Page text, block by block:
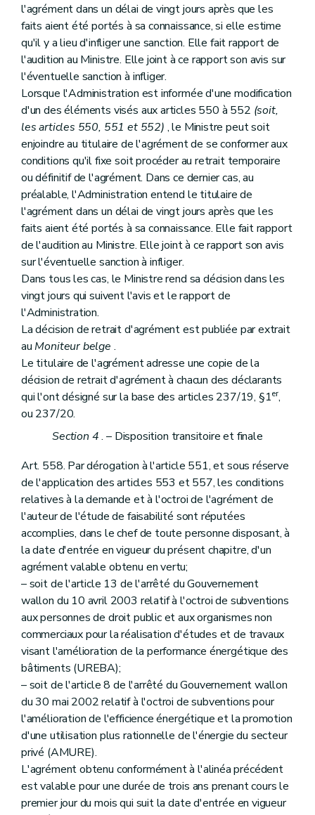
l'agrément dans un délai de vingt jours après que les
faits aient été portés à sa connaissance, si elle estime
qu'il y a lieu d'infliger une sanction. Elle fait rapport de
l'audition au Ministre. Elle joint à ce rapport son avis sur
l'éventuelle sanction à infliger.
Lorsque l'Administration est informée d'une modification
d'un des éléments visés aux articles 550 à 552 (soit,
les articles 550, 551 et 552) , le Ministre peut soit
enjoindre au titulaire de l'agrément de se conformer aux
conditions qu'il fixe soit procéder au retrait temporaire
ou définitif de l'agrément. Dans ce dernier cas, au
préalable, l'Administration entend le titulaire de
l'agrément dans un délai de vingt jours après que les
faits aient été portés à sa connaissance. Elle fait rapport
de l'audition au Ministre. Elle joint à ce rapport son avis
sur l'éventuelle sanction à infliger.
Dans tous les cas, le Ministre rend sa décision dans les
vingt jours qui suivent l'avis et le rapport de
l'Administration.
La décision de retrait d'agrément est publiée par extrait
auMoniteur belge .
Le titulaire de l'agrément adresse une copie de la
décision de retrait d'agrément à chacun des déclarants
qui l'ont désigné sur la base des articles 237/19, §1er,
ou 237/20.
Section 4. – Disposition transitoire et finale
Art. 558. Par dérogation à l'article 551, et sous réserve
de l'application des articles 553 et 557, les conditions
relatives à la demande et à l'octroi de l'agrément de
l'auteur de l'étude de faisabilité sont réputées
accomplies, dans le chef de toute personne disposant, à
la date d'entrée en vigueur du présent chapitre, d'un
agrément valable obtenu en vertu;
– soit de l'article 13 de l'arrêté du Gouvernement
wallon du 10 avril 2003 relatif à l'octroi de subventions
aux personnes de droit public et aux organismes non
commerciaux pour la réalisation d'études et de travaux
visant l'amélioration de la performance énergétique des
bâtiments (UREBA);
– soit de l'article 8 de l'arrêté du Gouvernement wallon
du 30 mai 2002 relatif à l'octroi de subventions pour
l'amélioration de l'efficience énergétique et la promotion
d'une utilisation plus rationnelle de l'énergie du secteur
privé (AMURE).
L'agrément obtenu conformément à l'alinéa précédent
est valable pour une durée de trois ans prenant cours le
premier jour du mois qui suit la date d'entrée en vigueur